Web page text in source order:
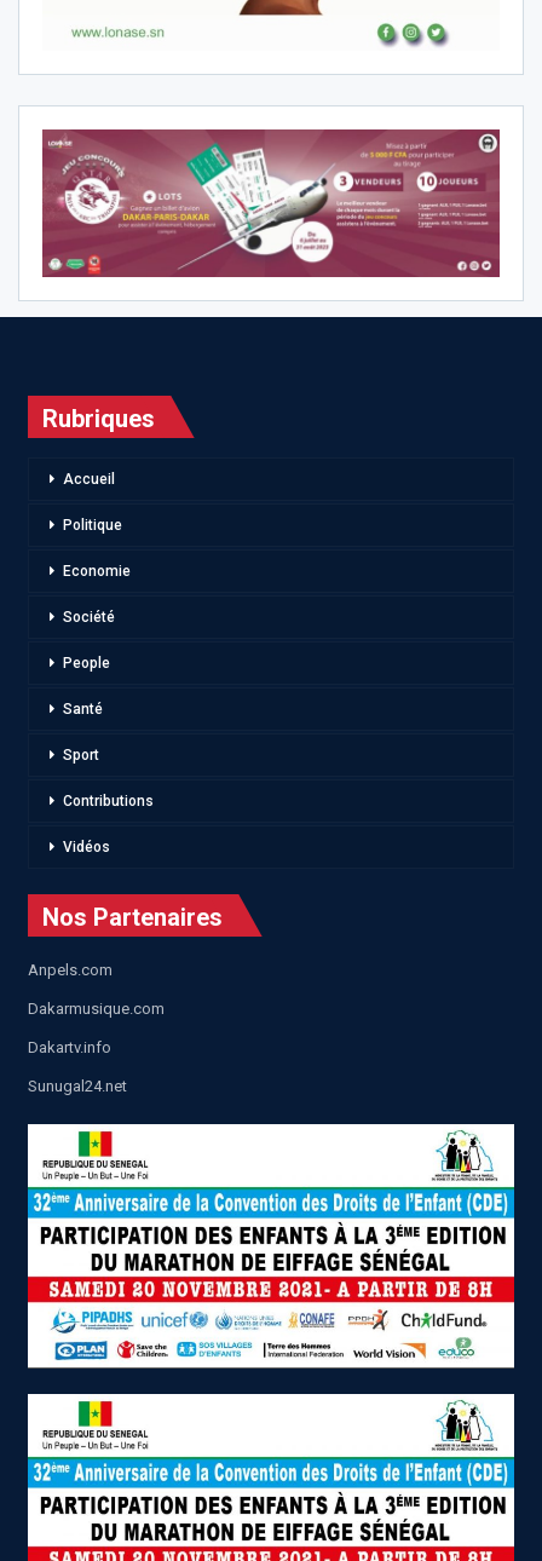
Rubriques
Accueil
Politique
Economie
Société
People
Santé
Sport
Contributions
Vidéos
Nos Partenaires
Anpels.com
Dakarmusique.com
Dakartv.info
Sunugal24.net